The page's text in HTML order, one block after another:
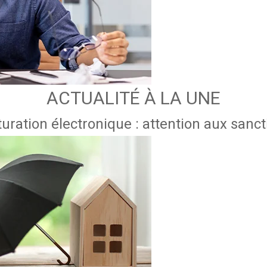
ACTUALITÉ À LA UNE
électronique : attention aux